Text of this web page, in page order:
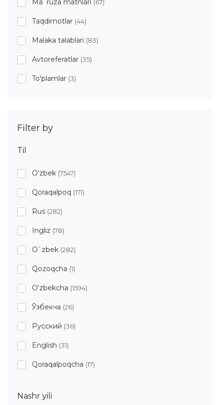
Ma`ruza matnlari (67)
Taqdimotlar (44)
Malaka talablari (83)
Avtoreferatlar (35)
To'plamlar (3)
Filter by
Til
O‘zbek (7547)
Qoraqalpoq (171)
Rus (282)
Ingliz (78)
O`zbek (282)
Qozoqcha (1)
O‘zbekcha (1594)
Ўзбекча (26)
Русский (36)
English (31)
Qoraqalpoqcha (17)
Nashr yili